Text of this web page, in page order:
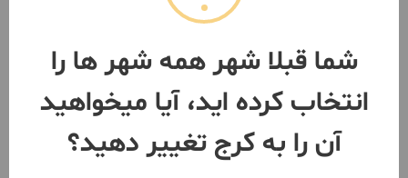
شما قبلا شهر همه شهر ها را
انتخاب کرده اید، آیا میخواهید
آن را به کرج تغییر دهید؟